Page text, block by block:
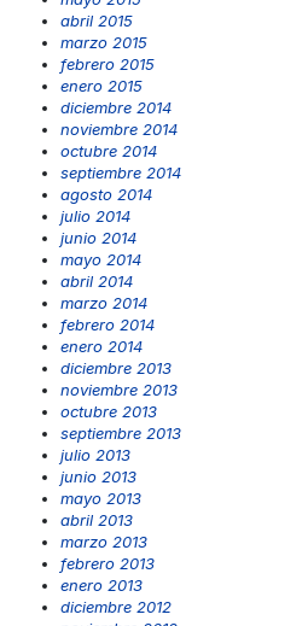
abril 2015
marzo 2015
febrero 2015
enero 2015
diciembre 2014
noviembre 2014
octubre 2014
septiembre 2014
agosto 2014
julio 2014
junio 2014
mayo 2014
abril 2014
marzo 2014
febrero 2014
enero 2014
diciembre 2013
noviembre 2013
octubre 2013
septiembre 2013
julio 2013
junio 2013
mayo 2013
abril 2013
marzo 2013
febrero 2013
enero 2013
diciembre 2012